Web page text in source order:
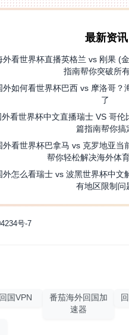
最新资讯
外看世界杯直播英格兰 vs 刚果 (
指南帮你突破所
外如何看世界杯巴西 vs 摩洛哥？
了
外看世界杯中文直播瑞士 VS 哥
篇指南帮你搞
外看世界杯巴拿马 vs 克罗地亚当
帮你轻松解决海外体
外怎么看瑞士 vs 波黑世界杯中文
有地区限制问
号-7
国VPN
番茄海外回国加
速器